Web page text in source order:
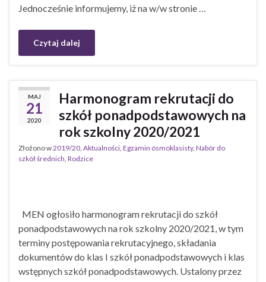
Jednocześnie informujemy, iż na w/w stronie …
Czytaj dalej
MAJ
21
2020
Harmonogram rekrutacji do
szkół ponadpodstawowych na
rok szkolny 2020/2021
Złożono w2019/20 Aktualności Egzamin ósmoklasisty, Nabór do
szkół średnich Rodzice
MEN ogłosiło harmonogram rekrutacji do szkół
ponadpodstawowych na rok szkolny 2020/2021, w tym
terminy postępowania rekrutacyjnego, składania
dokumentów do klas I szkół ponadpodstawowych i klas
wstępnych szkół ponadpodstawowych. Ustalony przez